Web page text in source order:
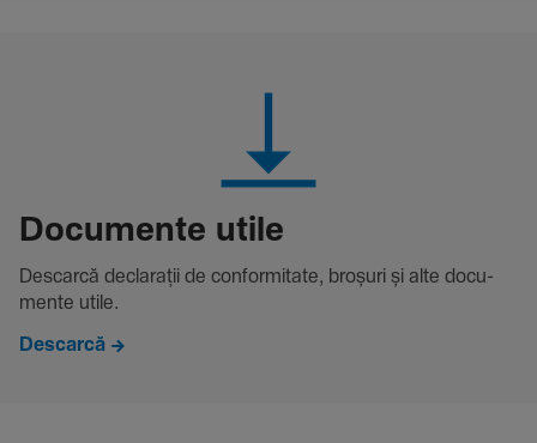
Docu­mente utile
Descarcă decla­rații de conformitate, broșuri și alte docu­
mente utile.
Descarcă